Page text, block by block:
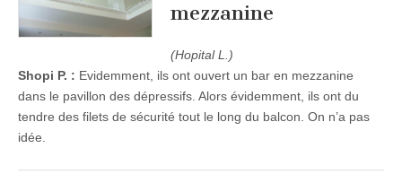
mezzanine
(Hopital L.)
Shopi P. : Evidemment, ils ont ouvert un bar en mezzanine
dans le pavillon des dépressifs. Alors évidemment, ils ont du
tendre des filets de sécurité tout le long du balcon. On n’a pas
idée.